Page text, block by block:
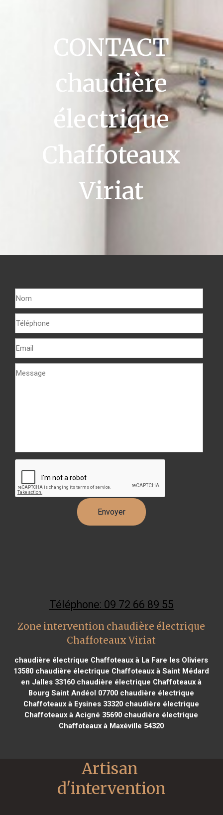
CONTACT
chaudière
électrique
Chaffoteaux
Viriat
Téléphone: 09 72 66 89 55
Zone intervention chaudière électrique
Chaffoteaux Viriat
chaudière électrique Chaffoteaux à La Fare les Oliviers
13580 chaudière électrique Chaffoteaux à Saint Médard
en Jalles 33160 chaudière électrique Chaffoteaux à
Bourg Saint Andéol 07700 chaudière électrique
Chaffoteaux à Eysines 33320 chaudière électrique
Chaffoteaux à Acigné 35690 chaudière électrique
Chaffoteaux à Maxéville 54320
Artisan
d'intervention